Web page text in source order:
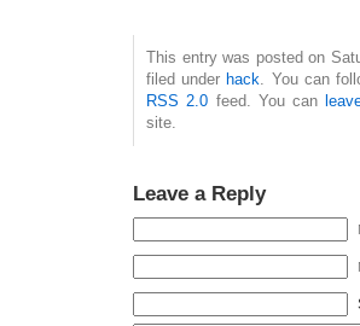
This entry was posted on
filed under hack. You can
RSS 2.0 feed. You can
site.
Leave a Reply